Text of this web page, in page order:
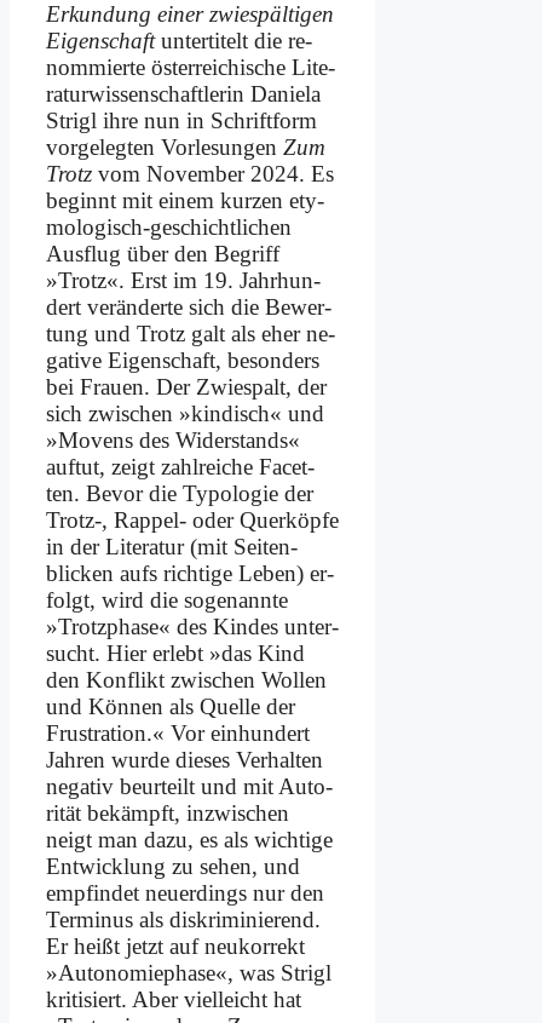
Er­kun­dung ei­ner zwie­späl­ti­gen
Ei­gen­schaftun­ter­ti­telt die re­
nom­mier­te öster­rei­chi­sche Li­te­
ra­tur­wis­sen­schaft­le­rin Da­nie­la
Stri­gl ih­re nun in Schrift­form
vor­ge­leg­ten Vor­le­sun­gen Zum
Trotz vom No­vem­ber 2024. Es
be­ginnt mit ei­nem kur­zen ety­
mo­lo­gisch-ge­schicht­li­chen
Aus­flug über den Be­griff
»Trotz«. Erst im 19. Jahr­hun­
dert ver­än­der­te sich die Be­wer­
tung und Trotz galt als eher ne­
ga­ti­ve Ei­gen­schaft, be­son­ders
bei Frau­en. Der Zwie­spalt, der
sich zwi­schen »kin­disch« und
»Mo­vens des Wi­der­stands«
auf­tut, zeigt zahl­rei­che Fa­cet­
ten. Be­vor die Ty­po­lo­gie der
Trotz‑, Rap­pel- oder Quer­köp­fe
in der Li­te­ra­tur (mit Sei­ten­
blicken aufs rich­ti­ge Le­ben) er­
folgt, wird die so­ge­nann­te
»Trotz­pha­se« des Kin­des un­ter­
sucht. Hier er­lebt »das Kind
den Kon­flikt zwi­schen Wol­len
und Kön­nen als Quel­le der
Fru­stra­ti­on.« Vor ein­hun­dert
Jah­ren wur­de die­ses Ver­hal­ten
ne­ga­tiv be­ur­teilt und mit Au­to­
ri­tät be­kämpft, in­zwi­schen
neigt man da­zu, es als wich­ti­ge
Ent­wick­lung zu se­hen, und
emp­fin­det neu­er­dings nur den
Ter­mi­nus als dis­kri­mi­nie­rend.
Er heißt jetzt auf neu­kor­rekt
»Au­to­no­mie­pha­se«, was Stri­gl
kri­ti­siert. Aber viel­leicht hat